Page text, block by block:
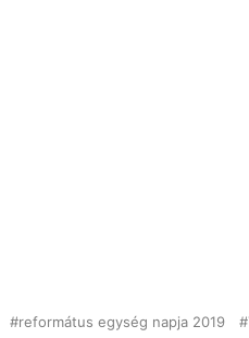
református egység napja 2019